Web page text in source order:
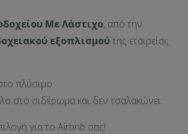
Mε Λάστιχο, από την
εξοπλισμούτης εταιρείας
πλύσιμο.
στο σιδέρωμα και δεν τσαλακώνει.
για το Airbnb σας!